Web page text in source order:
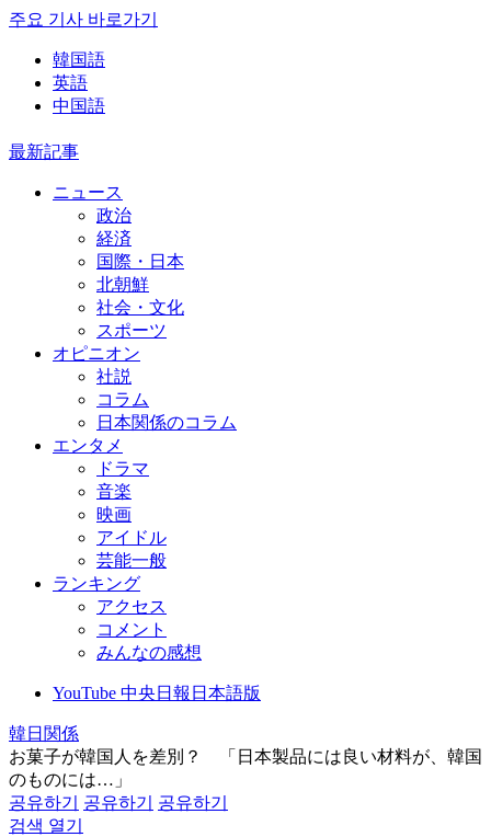
주요 기사 바로가기
韓国語
英語
中国語
最新記事
ニュース
政治
経済
国際・日本
北朝鮮
社会・文化
スポーツ
オピニオン
社説
コラム
日本関係のコラム
エンタメ
ドラマ
音楽
映画
アイドル
芸能一般
ランキング
アクセス
コメント
みんなの感想
YouTube 中央日報日本語版
韓日関係
お菓子が韓国人を差別？ 「日本製品には良い材料が、韓国
のものには…」
공유하기
공유하기
공유하기
검색 열기